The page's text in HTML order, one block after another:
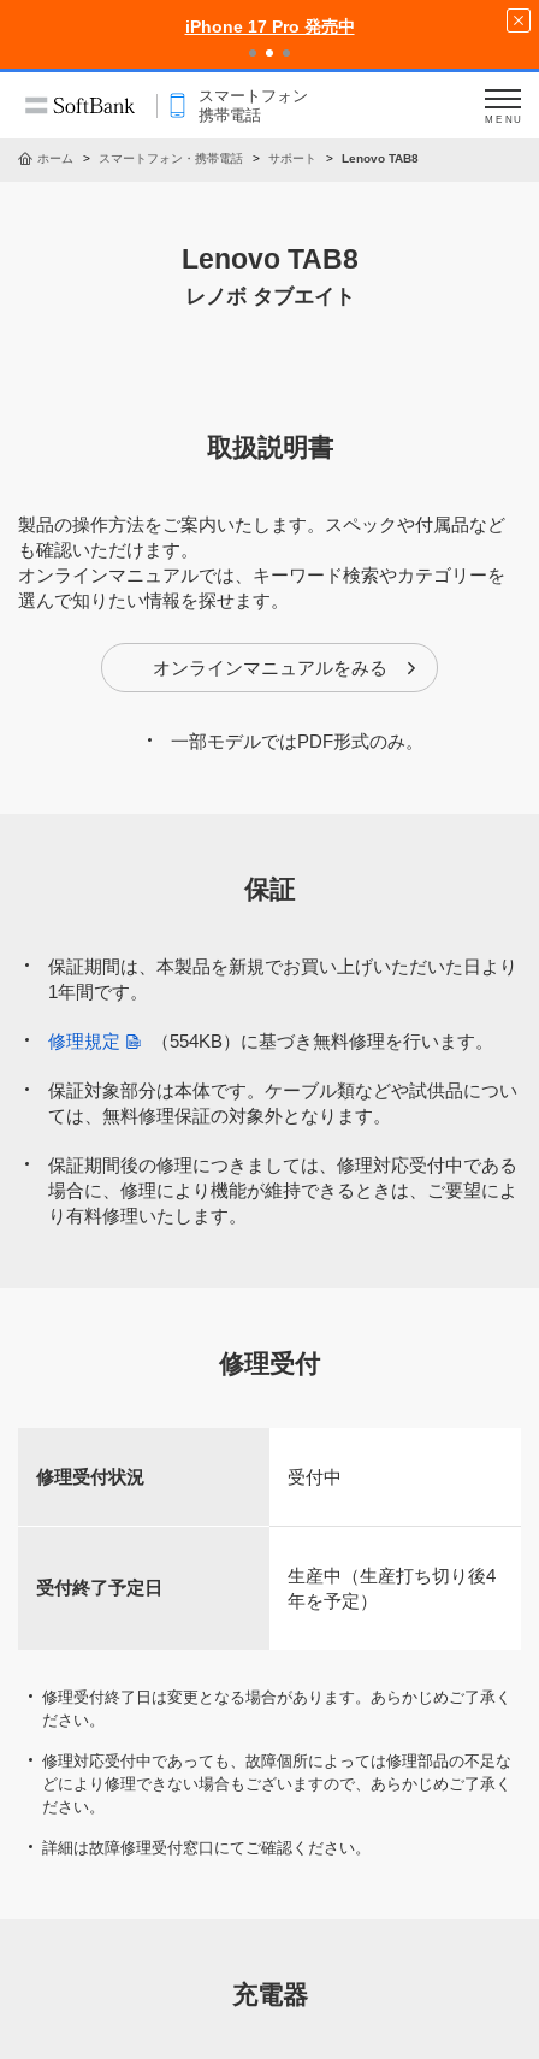
iPhone 17 Pro 発売中
スマートフォン
携帯電話
MENU
ホーム スマートフォン・携帯電話 サポート Lenovo TAB8
Lenovo TAB8
レノボ タブエイト
取扱説明書
製品の操作方法をご案内いたします。スペックや付属品など
も確認いただけます。
オンラインマニュアルでは、キーワード検索やカテゴリーを
選んで知りたい情報を探せます。
オンラインマニュアルをみる
一部モデルではPDF形式のみ。
保証
保証期間は、本製品を新規でお買い上げいただいた日より
1年間です。
修理規定 （554KB） に基づき無料修理を行います。
保証対象部分は本体です。ケーブル類などや試供品につい
ては、無料修理保証の対象外となります。
保証期間後の修理につきましては、修理対応受付中である
場合に、修理により機能が維持できるときは、ご要望によ
り有料修理いたします。
修理受付
修理受付状況 受付中
受付終了予定日
生産中（生産打ち切り後4
年を予定）
修理受付終了日は変更となる場合があります。あらかじめご了承く
ださい。
修理対応受付中であっても、故障個所によっては修理部品の不足な
どにより修理できない場合もございますので、あらかじめご了承く
ださい。
詳細は故障修理受付窓口にてご確認ください。
充電器